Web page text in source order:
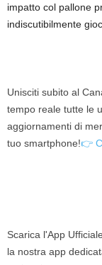
impatto col pallone
indiscutibilmente
Unisciti subito al
tempo reale tutte le
aggiornamenti di
tuo smartphone!👉
Scarica l'App
la nostra app